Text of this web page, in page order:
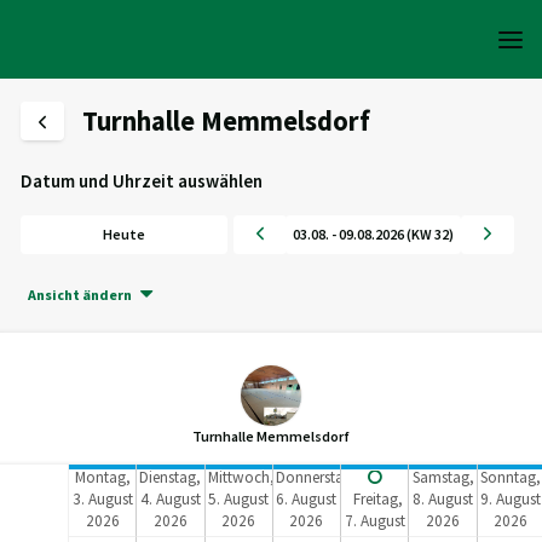
Turnhalle Memmelsdorf
Datum und Uhrzeit auswählen
Heute 03.08. - 09.08.2026 (KW 32)
Ansicht ändern
Turnhalle Memmelsdorf
Montag,
3. August
2026
Dienstag,
4. August
2026
Mittwoch,
5. August
2026
Donnerstag,
6. August
2026
Freitag,
7. August
Samstag,
8. August
2026
Sonntag,
9. August
2026